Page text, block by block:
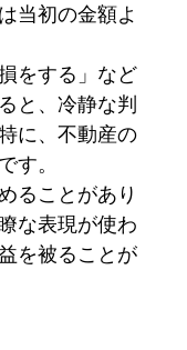
当初の金額よ
をする」など
と、冷静な判
に、不動産の
す。
ることがあり
な表現が使わ
を被ることが